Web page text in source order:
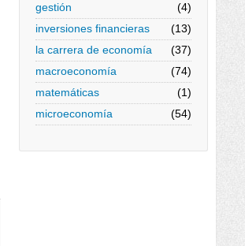
gestión
(4)
inversiones financieras
(13)
la carrera de economía
(37)
macroeconomía
(74)
matemáticas
(1)
microeconomía
(54)